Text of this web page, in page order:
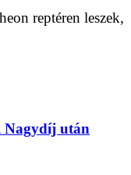
reptéren leszek,
Nagydíj után